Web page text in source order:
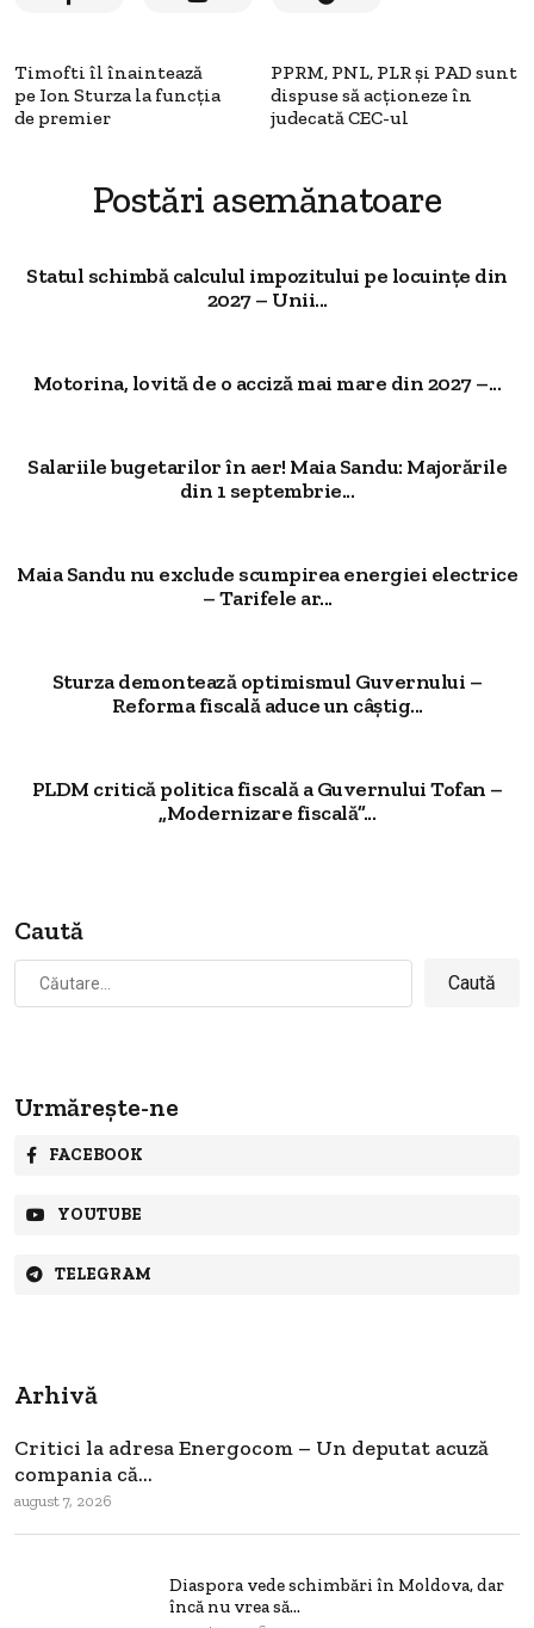
Timofti îl înaintează
pe Ion Sturza la funcția
de premier
PPRM, PNL, PLR și PAD sunt
dispuse să acționeze în
judecată CEC-ul
Postări asemănatoare
Statul schimbă calculul impozitului pe locuințe din
2027 – Unii...
Motorina, lovită de o acciză mai mare din 2027 –...
Salariile bugetarilor în aer! Maia Sandu: Majorările
din 1 septembrie...
Maia Sandu nu exclude scumpirea energiei electrice
– Tarifele ar...
Sturza demontează optimismul Guvernului –
Reforma fiscală aduce un câștig...
PLDM critică politica fiscală a Guvernului Tofan –
„Modernizare fiscală”...
Caută
Caută
după:
Urmărește-ne
FACEBOOK
YOUTUBE
TELEGRAM
Arhivă
Critici la adresa Energocom – Un deputat acuză
compania că...
august 7, 2026
Diaspora vede schimbări în Moldova, dar
încă nu vrea să...